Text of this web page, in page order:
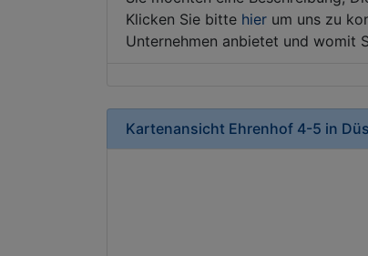
Klicken Sie bitte hier um uns zu
Unternehmen anbietet und womit
Kartenansicht Ehrenhof 4-5 in